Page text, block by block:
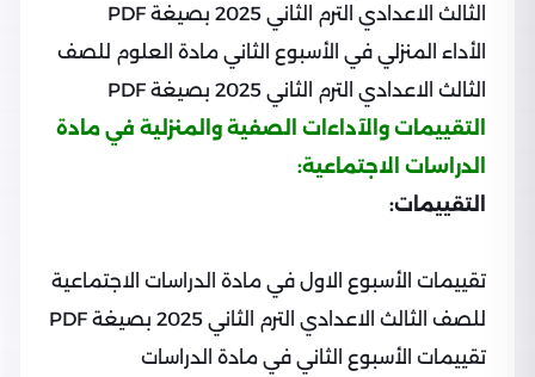
الثالث الاعدادي الترم الثاني 2025 بصيغة PDF
الأداء المنزلي في الأسبوع الثاني مادة العلوم للصف
الثالث الاعدادي الترم الثاني 2025 بصيغة PDF
التقييمات والآداءات الصفية والمنزلية في مادة
الدراسات الاجتماعية:
التقييمات:
تقييمات الأسبوع الاول في مادة الدراسات الاجتماعية
للصف الثالث الاعدادي الترم الثاني 2025 بصيغة PDF
تقييمات الأسبوع الثاني في مادة الدراسات